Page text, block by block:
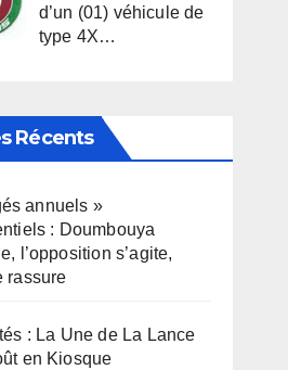
d’un (01) véhicule de
type 4X…
Récents
annuels »
: Doumbouya
l’opposition s’agite,
rassure
: La Une de La Lance
en Kiosque